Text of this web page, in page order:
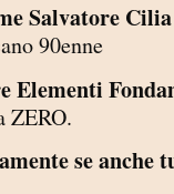
Salvatore Cilia
90enne
Elementi
ZERO.
se anche